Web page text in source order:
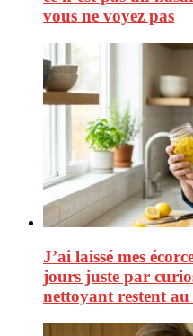
vous ne voyez pas
J’ai laissé mes
jours juste par
nettoyant restent